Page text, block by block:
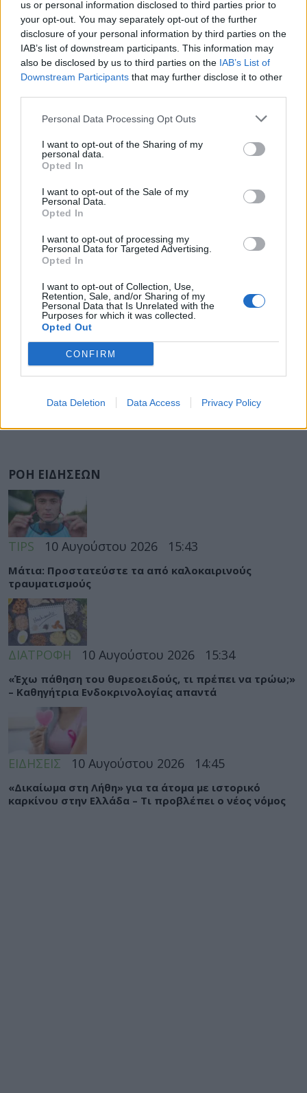
us or personal information disclosed to third parties prior to
your opt-out. You may separately opt-out of the further
disclosure of your personal information by third parties on the
IAB’s list of downstream participants. This information may
also be disclosed by us to third parties on the IAB’s List of
Downstream Participants that may further disclose it to other
Personal Data Processing Opt Outs
I want to opt-out of the Sharing of my
personal data.
Opted In
I want to opt-out of the Sale of my
Personal Data.
Opted In
I want to opt-out of processing my
Personal Data for Targeted Advertising.
Opted In
I want to opt-out of Collection, Use,
Retention, Sale, and/or Sharing of my
Personal Data that Is Unrelated with the
Purposes for which it was collected.
Opted Out
CONFIRM
Data Deletion Data Access Privacy Policy
ΡΟΗ ΕΙΔΗΣΕΩΝ
TIPS 10 Αυγούστου 2026 15:43
Μάτια: Προστατεύστε τα από καλοκαιρινούς
τραυματισμούς
ΔΙΑΤΡΟΦΗ 10 Αυγούστου 2026 15:34
«Έχω πάθηση του θυρεοειδούς, τι πρέπει να τρώω;»
– Καθηγήτρια Ενδοκρινολογίας απαντά
ΕΙΔΗΣΕΙΣ 10 Αυγούστου 2026 14:45
«Δικαίωμα στη Λήθη» για τα άτομα με ιστορικό
καρκίνου στην Ελλάδα – Τι προβλέπει ο νέος νόμος